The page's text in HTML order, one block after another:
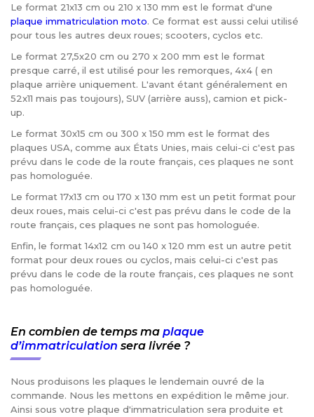
Le format 21x13 cm ou 210 x 130 mm est le format d'une
plaque immatriculation moto. Ce format est aussi celui utilisé
pour tous les autres deux roues; scooters, cyclos etc.
Le format 27,5x20 cm ou 270 x 200 mm est le format
presque carré, il est utilisé pour les remorques, 4x4 ( en
plaque arrière uniquement. L'avant étant généralement en
52x11 mais pas toujours), SUV (arrière auss), camion et pick-
up.
Le format 30x15 cm ou 300 x 150 mm est le format des
plaques USA, comme aux États Unies, mais celui-ci c'est pas
prévu dans le code de la route français, ces plaques ne sont
pas homologuée.
Le format 17x13 cm ou 170 x 130 mm est un petit format pour
deux roues, mais celui-ci c'est pas prévu dans le code de la
route français, ces plaques ne sont pas homologuée.
Enfin, le format 14x12 cm ou 140 x 120 mm est un autre petit
format pour deux roues ou cyclos, mais celui-ci c'est pas
prévu dans le code de la route français, ces plaques ne sont
pas homologuée.
En combien de temps ma plaque
d’immatriculation sera livrée ?
Nous produisons les plaques le lendemain ouvré de la
commande. Nous les mettons en expédition le même jour.
Ainsi sous votre plaque d'immatriculation sera produite et